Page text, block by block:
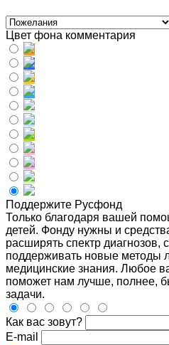
Цвет фона комментария
Поддержите Русфонд
Только благодаря вашей
детей. Фонду нужны и
расширять спектр диагнозов,
поддерживать новые методы
медицинские знания. Любое
поможет нам лучше, полнее,
задачи.
Как вас зовут?
E-mail